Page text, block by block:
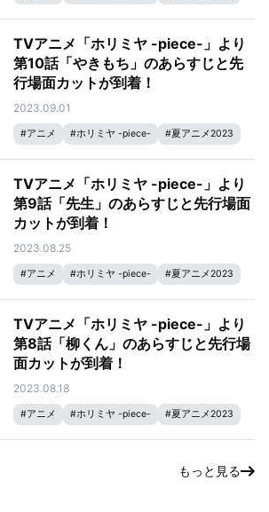
TVアニメ「ホリミヤ -piece-」より
第10話「やきもち」のあらすじと先
行場面カットが到着！
2023.09.01
#アニメ #ホリミヤ -piece- #夏アニメ2023
TVアニメ「ホリミヤ -piece-」より
第9話「先生」のあらすじと先行場面
カットが到着！
2023.08.25
#アニメ #ホリミヤ -piece- #夏アニメ2023
TVアニメ「ホリミヤ -piece-」より
第8話「柳くん」のあらすじと先行場
面カットが到着！
2023.08.18
#アニメ #ホリミヤ -piece- #夏アニメ2023
もっと見る